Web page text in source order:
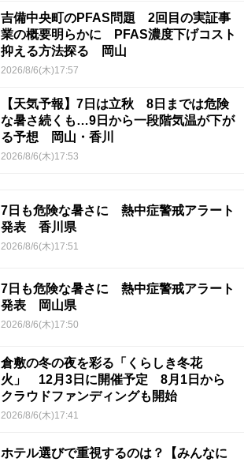
吉備中央町のPFAS問題 2回目の実証事
業の概要明らかに PFAS濃度下げコスト
抑える方法探る 岡山
2026/8/6(木)17:57
【天気予報】7日は立秋 8日までは危険
な暑さ続くも…9日から一段階気温が下が
る予想 岡山・香川
2026/8/6(木)17:53
7日も危険な暑さに 熱中症警戒アラート
発表 香川県
2026/8/6(木)17:51
7日も危険な暑さに 熱中症警戒アラート
発表 岡山県
2026/8/6(木)17:50
倉敷の冬の夜を彩る「くらしき冬花
火」 12月3日に開催予定 8月1日から
クラウドファンディングも開始
2026/8/6(木)17:41
ホテル選びで重視するのは？【みんなに